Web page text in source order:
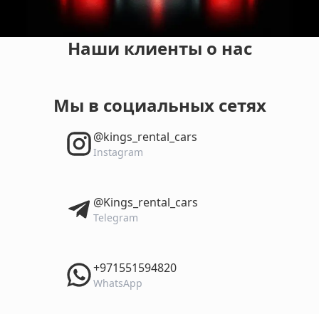
Наши клиенты о нас
Мы в социальных сетях
‎@kings_rental_cars
Instagram
‎@Kings_rental_cars
Telegram
‎+971551594820
WhatsApp